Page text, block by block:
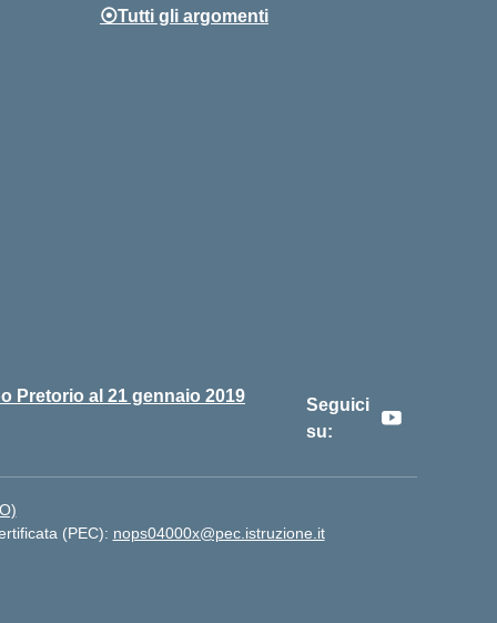
⦿Tutti gli argomenti
Pretorio al 21 gennaio 2019
Seguici
su:
(PEC): nops04000x@pec.istruzione.it